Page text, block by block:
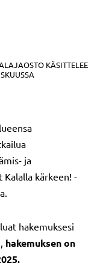
KÄSITTELEE
ja
kärkeen! -
hakemuksesi
hakemuksen on